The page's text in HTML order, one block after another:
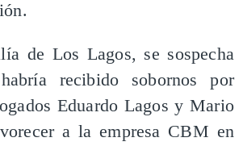
de Los Lagos, se sospecha
recibido sobornos por
Eduardo Lagos y Mario
a la empresa CBM en